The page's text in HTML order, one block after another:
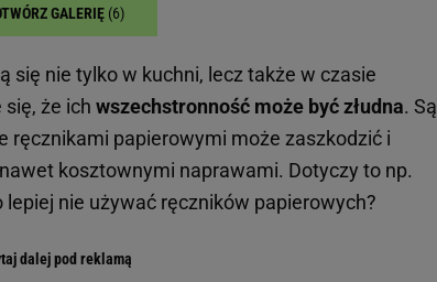
GALERIĘ (6)
się nie tylko w kuchni, lecz także w czasie
że ich wszechstronność może być złudna. Są
ręcznikami papierowymi może zaszkodzić i
kosztownymi naprawami. Dotyczy to np.
lepiej nie używać ręczników papierowych?